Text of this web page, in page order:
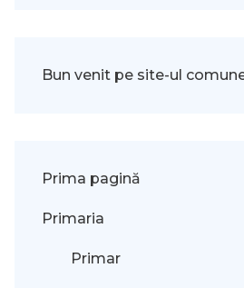
Bun venit pe site-ul
Prima pagină
Primaria
Primar